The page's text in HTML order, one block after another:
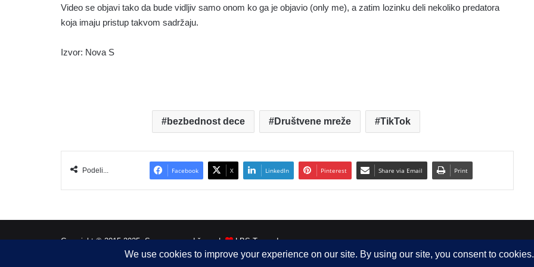
Video se objavi tako da bude vidljiv samo onom ko ga je objavio (only me), a zatim lozinku deli nekoliko predatora
koja imaju pristup takvom sadržaju.
Izvor: Nova S
bezbednost dece Društvene mreže TikTok
Podeli... Facebook X LinkedIn Pinterest Share via Email Print
Copyright © 2015-2025, Sva prava zadržana | LBS Team d.o.o.